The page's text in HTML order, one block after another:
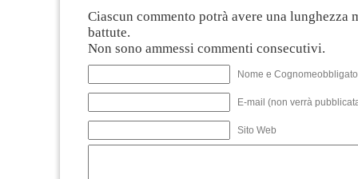
Ciascun commento potrà avere una lunghezza
battute.
Non sono ammessi commenti consecutivi.
Nome e
E-mail (non verrà
Sito Web